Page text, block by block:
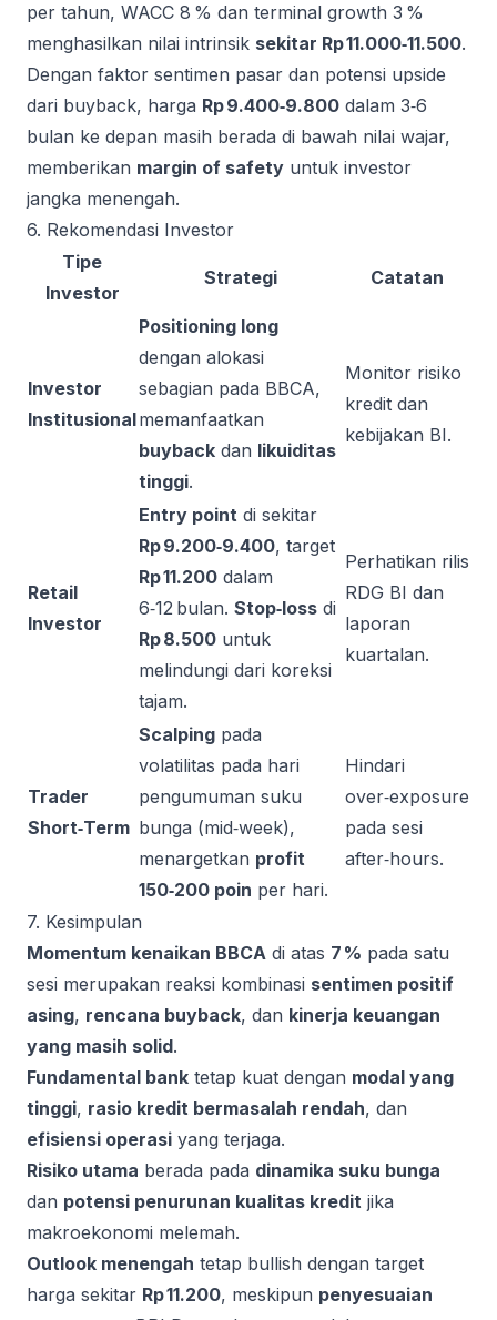
per tahun, WACC 8 % dan terminal growth 3 %
menghasilkan nilai intrinsik sekitar Rp 11.000‑11.500.
Dengan faktor sentimen pasar dan potensi upside
dari buyback, harga Rp 9.400‑9.800 dalam 3‑6
bulan ke depan masih berada di bawah nilai wajar,
memberikan margin of safety untuk investor
jangka menengah.
6. Rekomendasi Investor
Tipe
Investor
Strategi Catatan
Investor
Institusional
Positioning long
dengan alokasi
sebagian pada BBCA,
memanfaatkan
buyback dan likuiditas
tinggi.
Monitor risiko
kredit dan
kebijakan BI.
Retail
Investor
Entry point di sekitar
Rp 9.200‑9.400, target
Rp 11.200 dalam
6‑12 bulan. Stop‑loss di
Rp 8.500 untuk
melindungi dari koreksi
tajam.
Perhatikan rilis
RDG BI dan
laporan
kuartalan.
Trader
Short‑Term
Scalping pada
volatilitas pada hari
pengumuman suku
bunga (mid‑week),
menargetkan profit
150‑200 poin per hari.
Hindari
over‑exposure
pada sesi
after‑hours.
7. Kesimpulan
Momentum kenaikan BBCA di atas 7 % pada satu
sesi merupakan reaksi kombinasi sentimen positif
asing, rencana buyback, dan kinerja keuangan
yang masih solid.
Fundamental bank tetap kuat dengan modal yang
tinggi, rasio kredit bermasalah rendah, dan
efisiensi operasi yang terjaga.
Risiko utama berada pada dinamika suku bunga
dan potensi penurunan kualitas kredit jika
makroekonomi melemah.
Outlook menengah tetap bullish dengan target
harga sekitar Rp 11.200, meskipun penyesuaian